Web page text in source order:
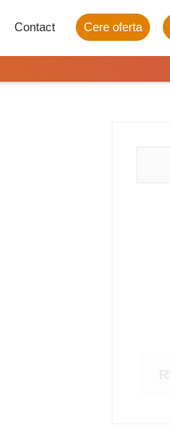
Cere oferta
Contact